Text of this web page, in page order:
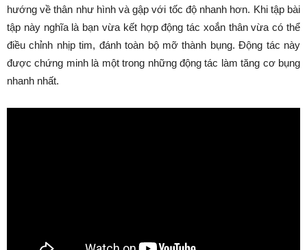
hướng về thân như hình và gập với tốc độ nhanh hơn. Khi tập bài
tập này nghĩa là bạn vừa kết hợp động tác xoắn thân vừa có thể
điều chỉnh nhịp tim, đánh toàn bộ mỡ thành bụng. Động tác này
được chứng minh là một trong những động tác làm tăng cơ bụng
nhanh nhất.